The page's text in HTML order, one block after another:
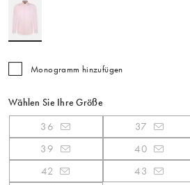
Monogramm hinzufügen
Wählen Sie Ihre Größe
36 37
39
40
42
43